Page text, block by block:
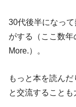
30代後半になっ
がする（ここ数
More.）。
もっと本を読ん
と交流することも